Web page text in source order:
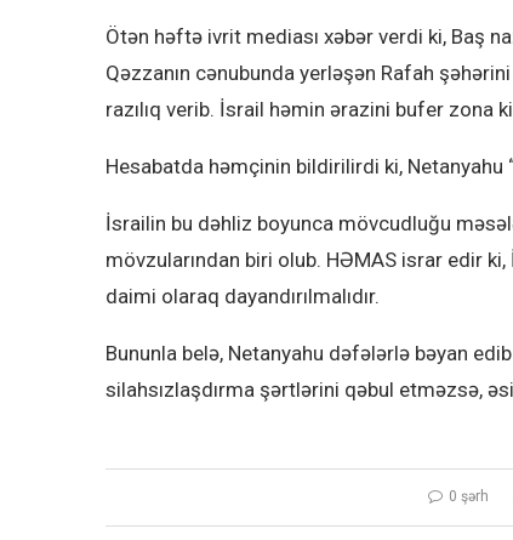
Ötən həftə ivrit mediası xəbər verdi ki, Baş
Qəzzanın cənubunda yerləşən Rafah
razılıq verib. İsrail həmin ərazini bufer zona
Hesabatda həmçinin bildirilirdi ki, Netanyahu
İsrailin bu dəhliz boyunca mövcudluğu
mövzularından biri olub. HƏMAS israr edir
daimi olaraq dayandırılmalıdır.
Bununla belə, Netanyahu dəfələrlə bəyan
silahsızlaşdırma şərtlərini qəbul etməzsə,
0 şərh